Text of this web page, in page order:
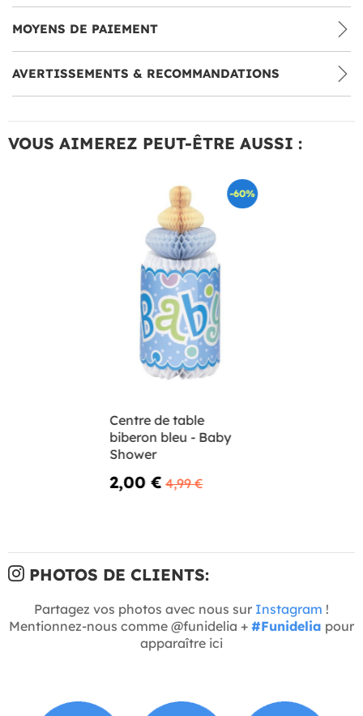
MOYENS DE PAIEMENT
AVERTISSEMENTS & RECOMMANDATIONS
VOUS AIMEREZ PEUT-ÊTRE AUSSI :
-60%
Centre de table
biberon bleu - Baby
Shower
2,00 € 4,99 €
PHOTOS DE CLIENTS:
Partagez vos photos avec nous sur Instagram !
Mentionnez-nous comme @funidelia + #Funidelia pour
apparaître ici